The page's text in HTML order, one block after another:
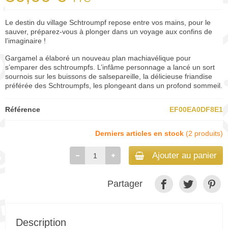
Le destin du village Schtroumpf repose entre vos mains, pour le
sauver, préparez-vous à plonger dans un voyage aux confins de
l’imaginaire !
Gargamel a élaboré un nouveau plan machiavélique pour
s’emparer des schtroumpfs. L’infâme personnage a lancé un sort
sournois sur les buissons de salsepareille, la délicieuse friandise
préférée des Schtroumpfs, les plongeant dans un profond sommeil.
Référence EF00EA0DF8E1
Derniers articles en stock (2 produits)
Ajouter au panier
Partager
Description